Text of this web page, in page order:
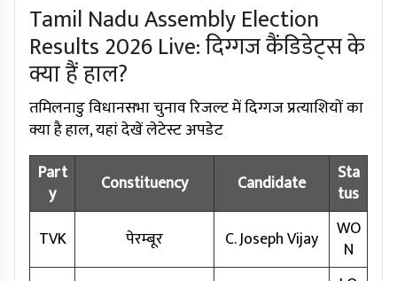
Tamil Nadu Assembly Election
Results 2026 Live: दिग्गज कैंडिडेट्स के
क्या हैं हाल?
तमिलनाडु विधानसभा चुनाव रिजल्ट में दिग्गज प्रत्याशियों का
क्या है हाल, यहां देखें लेटेस्ट अपडेट
Part
y
Constituency Candidate
Sta
tus
TVK
पेरम्बूर C. Joseph Vijay
WO
N